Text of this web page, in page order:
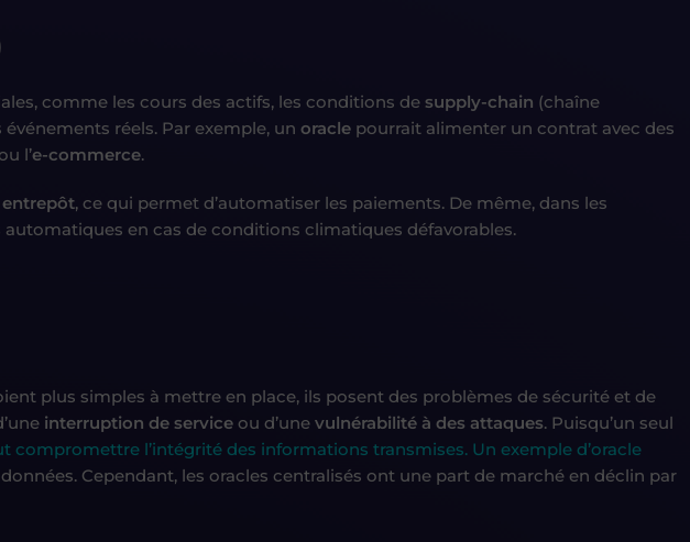
comme les cours des actifs, les conditions de supply-chain (chaîne
réels. Par exemple, un oracle pourrait alimenter un contrat avec des
l’e-commerce.
entrepôt, ce qui permet d’automatiser les paiements. De même, dans les
en cas de conditions climatiques défavorables.
plus simples à mettre en place, ils posent des problèmes de sécurité et de
interruption de service ou d’une vulnérabilité à des attaques. Puisqu’un seul
compromettre l’intégrité des informations transmises. Un exemple d’oracle
Cependant, les oracles centralisés ont une part de marché en déclin par